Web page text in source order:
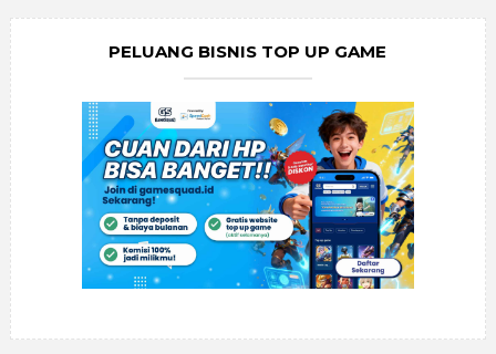
PELUANG BISNIS TOP UP GAME